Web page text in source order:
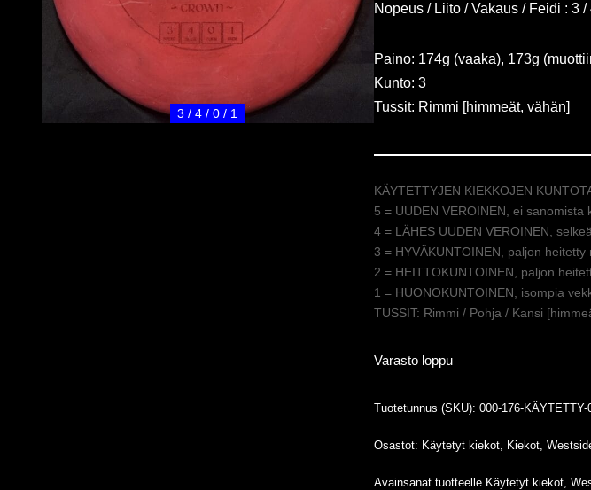
3 / 4 / 0 / 1
Nopeus / Liito / Vakaus / Feidi : 3 /
Paino: 174g (vaaka), 173g
Kunto: 3
Tussit: Rimmi [himmeät, vähän]
KÄYTETTYJEN KIEKKOJEN
5 = UUDEN VEROINEN, ei sanomista
4 = LÄHES UUDEN VEROINEN,
3 = HYVÄKUNTOINEN, paljon
2 = HEITTOKUNTOINEN, paljon
1 = HUONOKUNTOINEN, isompia
TUSSIT: Rimmi / Pohja / Kansi
Varasto loppu
Tuotetunnus (SKU): 000-176-KÄYTETTY-
Osastot: Käytetyt kiekot, Kiekot,
Avainsanat tuotteelle Käytetyt kiekot,